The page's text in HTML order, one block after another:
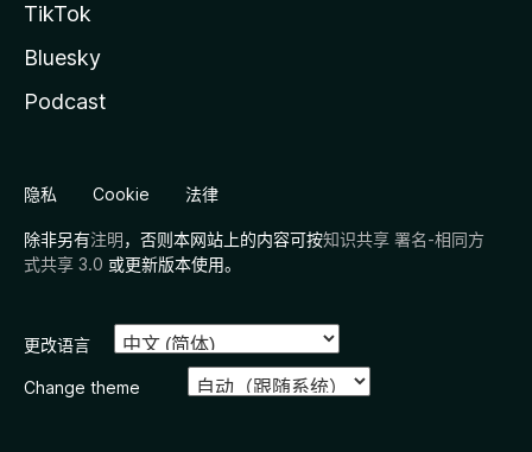
TikTok
Bluesky
Podcast
隐私 Cookie 法律
除非另有注明，否则本网站上的内容可按知识共享 署名-相同方
式共享 3.0 或更新版本使用。
更改语言
Change theme